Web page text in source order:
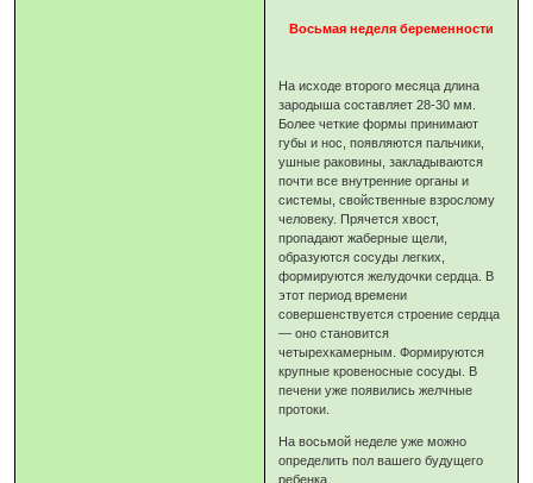
Восьмая неделя беременности
На исходе второго месяца длина
зародыша составляет 28-30 мм.
Более четкие формы принимают
губы и нос, появляются пальчики,
ушные раковины, закладываются
почти все внутренние органы и
системы, свойственные взрослому
человеку. Прячется хвост,
пропадают жаберные щели,
образуются сосуды легких,
формируются желудочки сердца. В
этот период времени
совершенствуется строение сердца
— оно становится
четырехкамерным. Формируются
крупные кровеносные сосуды. В
печени уже появились желчные
протоки.
На восьмой неделе уже можно
определить пол вашего будущего
ребенка.